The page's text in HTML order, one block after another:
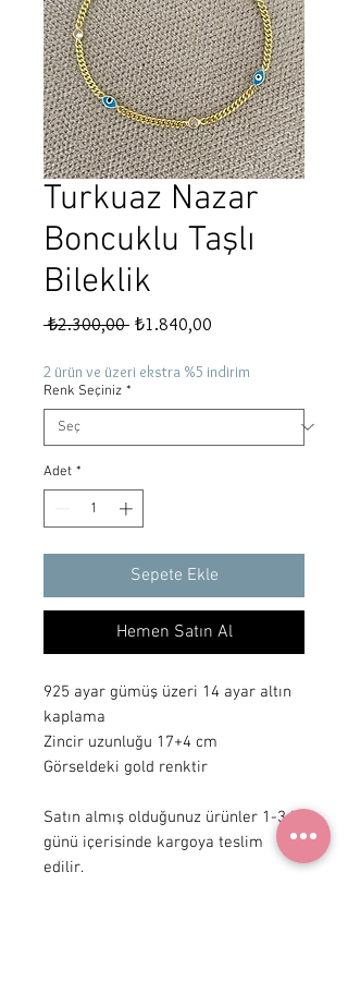
Turkuaz Nazar
Boncuklu Taşlı
Bileklik
₺2.300,00 Normal
₺1.840,00
2 ürün ve üzeri ekstra %5 indirim
Renk Seçiniz *
Adet *
Sepete Ekle
Hemen Satın Al
925 ayar gümüş üzeri 14 ayar altın
kaplama
Zincir uzunluğu 17+4 cm
Görseldeki gold renktir
Satın almış olduğunuz ürünler 1-3 iş
günü içerisinde kargoya teslim
edilir.